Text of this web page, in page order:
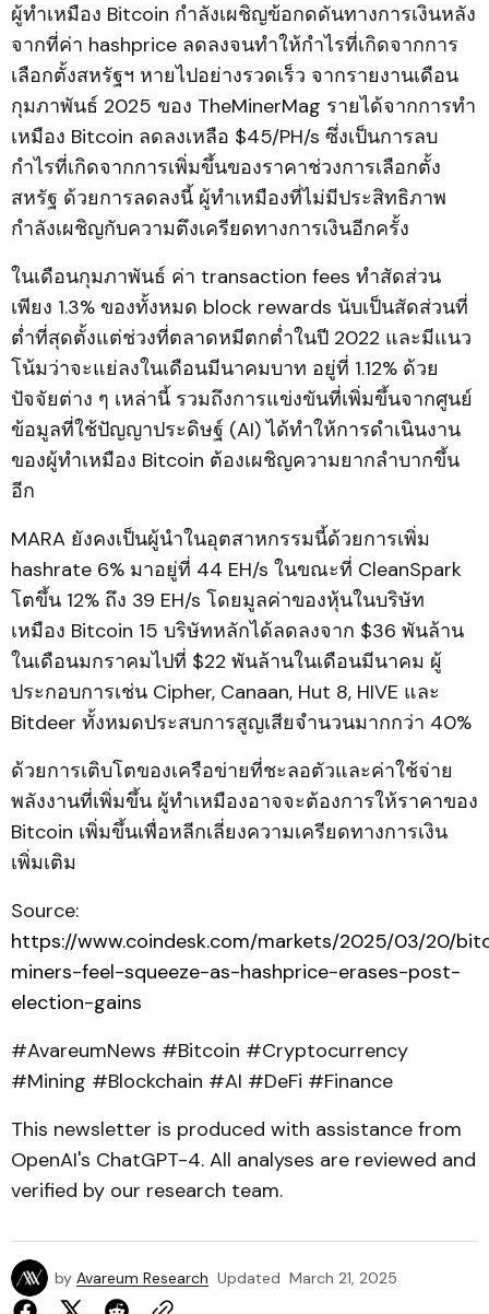
ผู้ทำเหมือง Bitcoin กำลังเผชิญข้อกดดันทางการเงินหลัง
จากที่ค่า hashprice ลดลงจนทำให้กำไรที่เกิดจากการ
เลือกตั้งสหรัฐฯ หายไปอย่างรวดเร็ว จากรายงานเดือน
กุมภาพันธ์ 2025 ของ TheMinerMag รายได้จากการทำ
เหมือง Bitcoin ลดลงเหลือ $45/PH/s ซึ่งเป็นการลบ
กำไรที่เกิดจากการเพิ่มขึ้นของราคาช่วงการเลือกตั้ง
สหรัฐ ด้วยการลดลงนี้ ผู้ทำเหมืองที่ไม่มีประสิทธิภาพ
กำลังเผชิญกับความตึงเครียดทางการเงินอีกครั้ง
ในเดือนกุมภาพันธ์ ค่า transaction fees ทำสัดส่วน
เพียง 1.3% ของทั้งหมด block rewards นับเป็นสัดส่วนที่
ต่ำที่สุดตั้งแต่ช่วงที่ตลาดหมีตกต่ำในปี 2022 และมีแนว
โน้มว่าจะแย่ลงในเดือนมีนาคมบาท อยู่ที่ 1.12% ด้วย
ปัจจัยต่าง ๆ เหล่านี้ รวมถึงการแข่งขันที่เพิ่มขึ้นจากศูนย์
ข้อมูลที่ใช้ปัญญาประดิษฐ์ (AI) ได้ทำให้การดำเนินงาน
ของผู้ทำเหมือง Bitcoin ต้องเผชิญความยากลำบากขึ้น
อีก
MARA ยังคงเป็นผู้นำในอุตสาหกรรมนี้ด้วยการเพิ่ม
hashrate 6% มาอยู่ที่ 44 EH/s ในขณะที่ CleanSpark
โตขึ้น 12% ถึง 39 EH/s โดยมูลค่าของหุ้นในบริษัท
เหมือง Bitcoin 15 บริษัทหลักได้ลดลงจาก $36 พันล้าน
ในเดือนมกราคมไปที่ $22 พันล้านในเดือนมีนาคม ผู้
ประกอบการเช่น Cipher, Canaan, Hut 8, HIVE และ
Bitdeer ทั้งหมดประสบการสูญเสียจำนวนมากกว่า 40%
ด้วยการเติบโตของเครือข่ายที่ชะลอตัวและค่าใช้จ่าย
พลังงานที่เพิ่มขึ้น ผู้ทำเหมืองอาจจะต้องการให้ราคาของ
Bitcoin เพิ่มขึ้นเพื่อหลีกเลี่ยงความเครียดทางการเงิน
เพิ่มเติม
Source:
https://www.coindesk.com/markets/2025/03/20/
miners-feel-squeeze-as-hashprice-erases-post-
election-gains
#AvareumNews #Bitcoin #Cryptocurrency
#Mining #Blockchain #AI #DeFi #Finance
This newsletter is produced with assistance from
OpenAI's ChatGPT-4. All analyses are reviewed and
verified by our research team.
by Avareum Research Updated March 21, 2025